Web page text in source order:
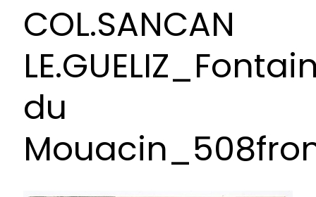
COL.SANCAN
du